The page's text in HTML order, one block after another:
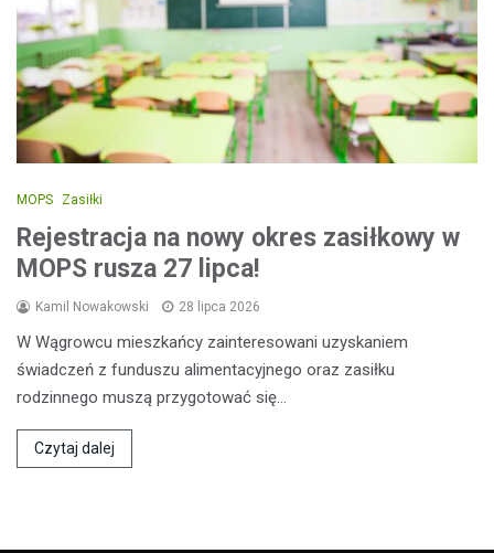
MOPS Zasiłki
Rejestracja na nowy okres zasiłkowy w
MOPS rusza 27 lipca!
Kamil Nowakowski 28 lipca 2026
W Wągrowcu mieszkańcy zainteresowani uzyskaniem
świadczeń z funduszu alimentacyjnego oraz zasiłku
rodzinnego muszą przygotować się…
Czytaj dalej